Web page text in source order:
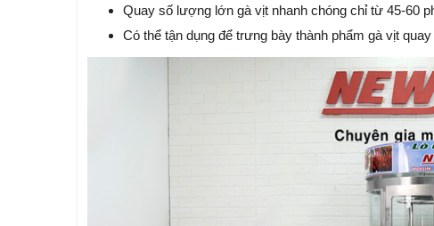
Quay số lượng lớn gà vịt nhanh chóng chỉ từ 45-60
Có thể tận dụng để trưng bày thành phẩm gà vịt